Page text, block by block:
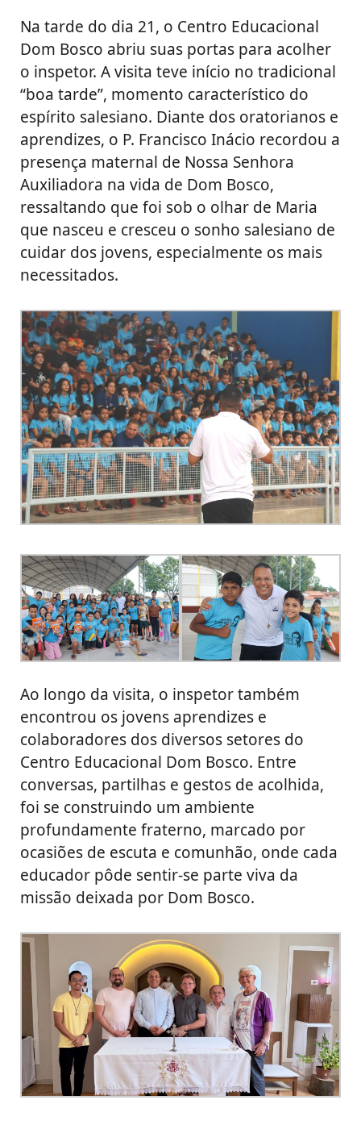
Na tarde do dia 21, o Centro Educacional
Dom Bosco abriu suas portas para acolher
o inspetor. A visita teve início no tradicional
“boa tarde”, momento característico do
espírito salesiano. Diante dos oratorianos e
aprendizes, o P. Francisco Inácio recordou a
presença maternal de Nossa Senhora
Auxiliadora na vida de Dom Bosco,
ressaltando que foi sob o olhar de Maria
que nasceu e cresceu o sonho salesiano de
cuidar dos jovens, especialmente os mais
necessitados.
Ao longo da visita, o inspetor também
encontrou os jovens aprendizes e
colaboradores dos diversos setores do
Centro Educacional Dom Bosco. Entre
conversas, partilhas e gestos de acolhida,
foi se construindo um ambiente
profundamente fraterno, marcado por
ocasiões de escuta e comunhão, onde cada
educador pôde sentir-se parte viva da
missão deixada por Dom Bosco.